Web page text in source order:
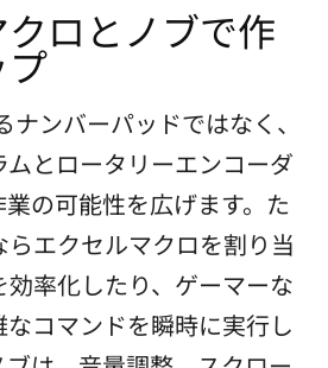
ロとノブで作
ナンバーパッドではなく、
とロータリーエンコーダ
の可能性を広げます。た
らエクセルマクロを割り当
率化したり、ゲーマーな
コマンドを瞬時に実行し